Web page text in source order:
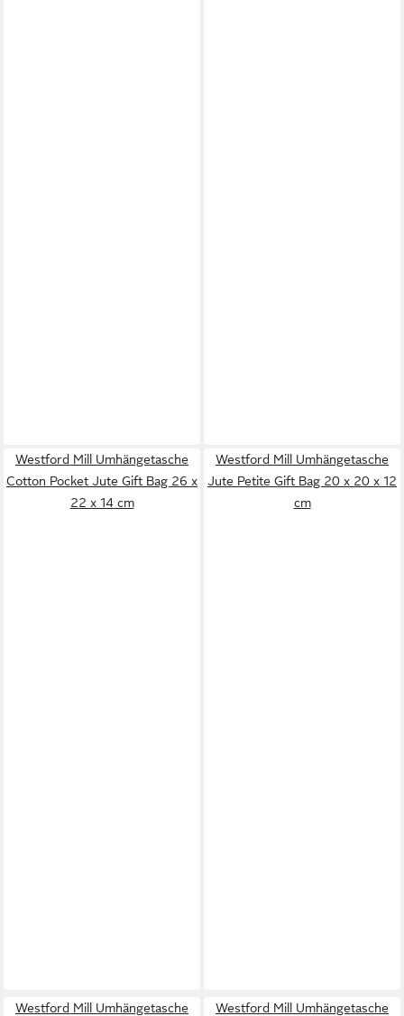
Westford Mill Umhängetasche
Cotton Pocket Jute Gift Bag 26 x
22 x 14 cm
Westford Mill Umhängetasche
Jute Petite Gift Bag 20 x 20 x 12
cm
Westford Mill Umhängetasche Westford Mill Umhängetasche